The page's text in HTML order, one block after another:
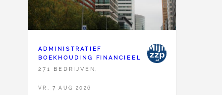
ADMINISTRATIEF
BOEKHOUDING FINANCIEEL
271 BEDRIJVEN,
VR, 7 AUG 2026